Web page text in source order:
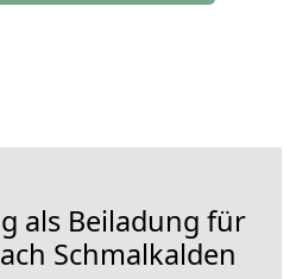
als Beiladung für
Schmalkalden